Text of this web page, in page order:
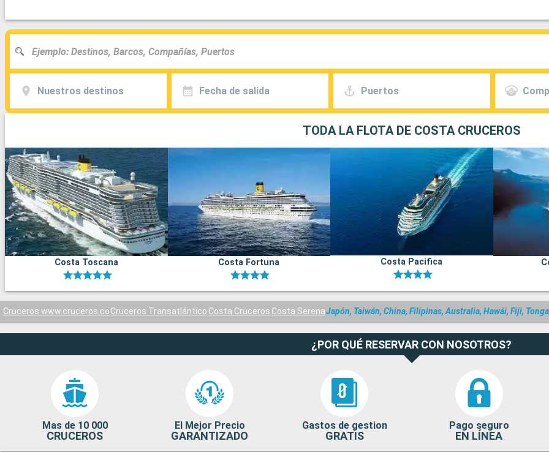
Nuestros destinos Fecha de salida Puertos
TODA LA FLOTA DE COSTA CRUCEROS
Costa Toscana Costa Fortuna Costa Pacifica
Cruceros www.cruceros.coCruceros Transatlántico Costa Cruceros Costa SerenaJapón, Taiwán, China, Filipinas, Australia, Hawái, Fiji,
¿POR QUÉ RESERVAR CON NOSOTROS?
Mas de 10 000
CRUCEROS
El Mejor Precio
GARANTIZADO
Gastos de gestion
GRATIS
Pago seguro
EN LÍNEA